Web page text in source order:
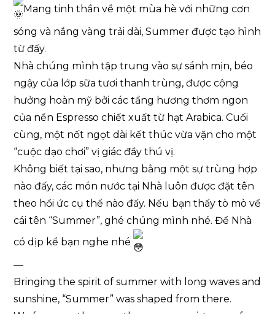
Mang tinh thần về một mùa hè với những cơn
sóng và nắng vàng trải dài, Summer được tạo hình
từ đấy.
Nhà chúng mình tập trung vào sự sánh mịn, béo
ngậy của lớp sữa tươi thanh trùng, được cộng
hưởng hoàn mỹ bởi các tầng hương thơm ngon
của nền Espresso chiết xuất từ hạt Arabica. Cuối
cùng, một nốt ngọt dài kết thúc vừa vặn cho một
“cuộc dạo chơi” vị giác đầy thú vị.
Không biết tại sao, nhưng bằng một sự trùng hợp
nào đấy, các món nước tại Nhà luôn được đặt tên
theo hồi ức cụ thể nào đấy. Nếu bạn thấy tò mò về
cái tên “Summer”, ghé chúng mình nhé. Để Nhà
có dịp kể bạn nghe nhé
—
Bringing the spirit of summer with long waves and
sunshine, “Summer” was shaped from there.